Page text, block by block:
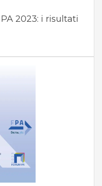
2023: i risultati